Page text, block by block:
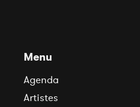
Menu
Agenda
Artistes